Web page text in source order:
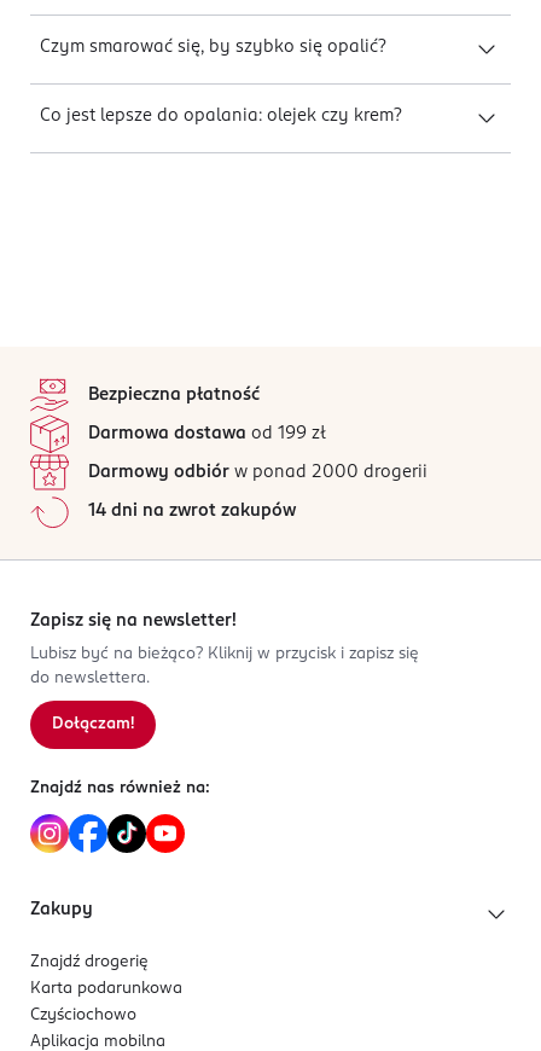
Czym smarować się, by szybko się opalić?
Co jest lepsze do opalania: olejek czy krem?
Bezpieczna płatność
Darmowa dostawa od 199 zł
Darmowy odbiór w ponad 2000 drogerii
14 dni na zwrot zakupów
Zapisz się na newsletter!
Lubisz być na bieżąco? Kliknij w przycisk i zapisz się
do newslettera.
Dołączam!
Znajdź nas również na:
Zakupy
Znajdź drogerię
Karta podarunkowa
Czyściochowo
Aplikacja mobilna